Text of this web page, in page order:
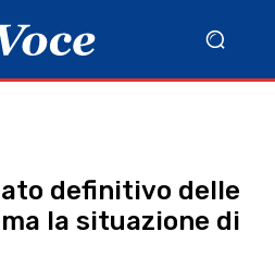
definitivo delle
la situazione di